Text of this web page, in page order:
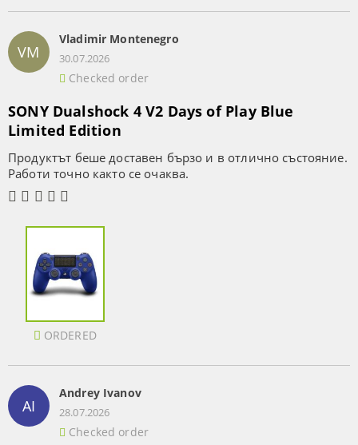
VM
Vladimir Montenegro
30.07.2026
Checked order
SONY Dualshock 4 V2 Days of Play Blue
Limited Edition
Продуктът беше доставен бързо и в отлично състояние.
Работи точно както се очаква.
ORDERED
AI
Andrey Ivanov
28.07.2026
Checked order